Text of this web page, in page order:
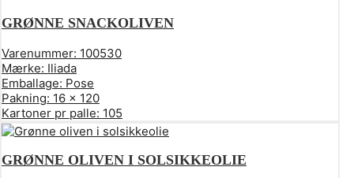
GRØNNE SNACKOLIVEN
Varenummer: 100530
Mærke: Iliada
Emballage: Pose
Pakning: 16 x 120
Kartoner pr palle: 105
GRØNNE OLIVEN I SOLSIKKEOLIE